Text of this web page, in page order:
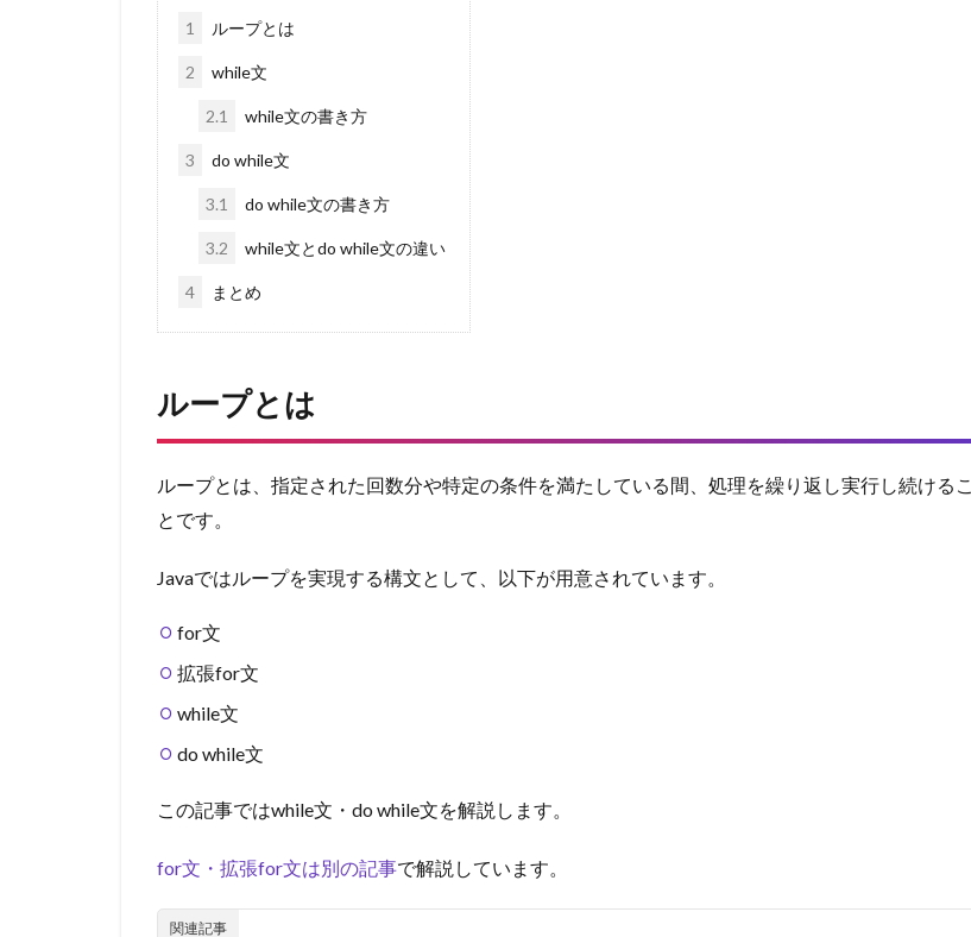
1 ループとは
2 while文
2.1 while文の書き方
3 do while文
3.1 do while文の書き方
3.2 while文とdo while文の違い
4 まとめ
ループとは
ループとは、指定された回数分や特定の条件を満たしている間、処理を繰り返し実行し続けるこ
とです。
Javaではループを実現する構文として、以下が用意されています。
for文
拡張for文
while文
do while文
この記事ではwhile文・do while文を解説します。
for文・拡張for文は別の記事で解説しています。